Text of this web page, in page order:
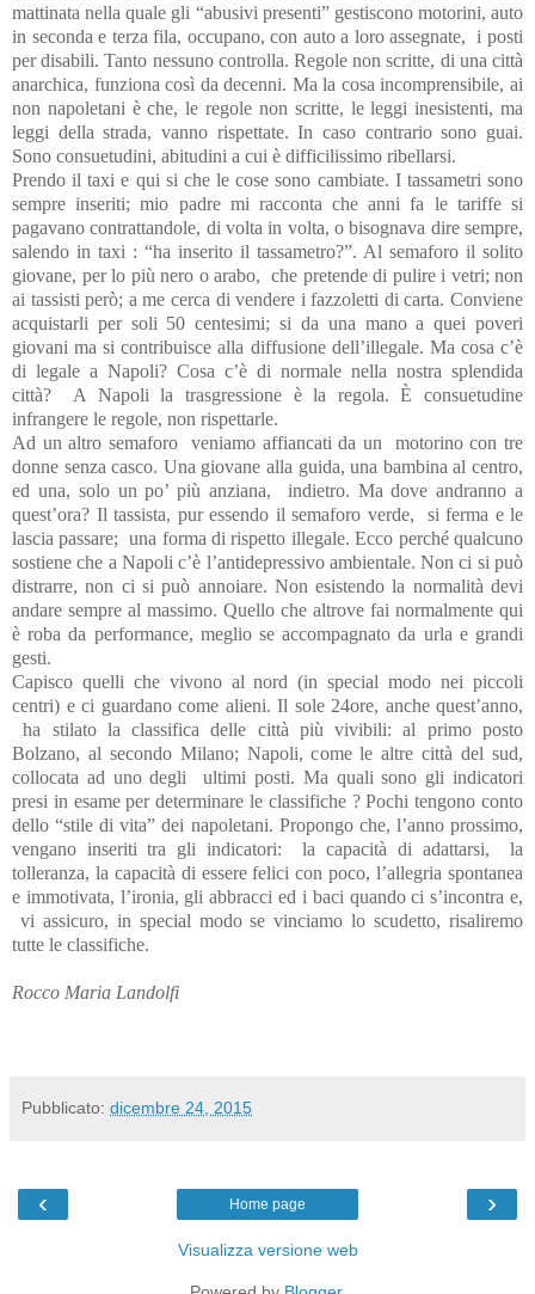
mattinata nella quale gli “abusivi presenti” gestiscono motorini, auto
in seconda e terza fila, occupano, con auto a loro assegnate,
i posti
per disabili. Tanto nessuno controlla. Regole non scritte, di una città
anarchica, funziona così da decenni. Ma la cosa incomprensibile, ai
non napoletani è che, le regole non scritte, le leggi inesistenti, ma
leggi della strada, vanno rispettate. In caso contrario sono guai.
Sono consuetudini, abitudini a cui è difficilissimo ribellarsi.
Prendo il taxi e qui si che le cose sono cambiate. I tassametri sono
sempre inseriti; mio padre mi racconta che anni fa le tariffe si
pagavano contrattandole, di volta in volta, o bisognava dire sempre,
salendo in taxi : “ha inserito il tassametro?”. Al semaforo il solito
giovane, per lo più nero o arabo, che pretende di pulire i vetri; non
ai tassisti però; a me cerca di vendere i fazzoletti di carta. Conviene
acquistarli per soli 50 centesimi; si da una mano a quei poveri
giovani ma si contribuisce alla diffusione dell’illegale. Ma cosa c’è
di legale a Napoli? Cosa c’è di normale nella nostra splendida
città?
A Napoli la trasgressione è la regola. È consuetudine
infrangere le regole, non rispettarle.
Ad un altro semaforo
veniamo affiancati da un
motorino con tre
donne senza casco. Una giovane alla guida, una bambina al centro,
ed una, solo un po’ più anziana,
indietro. Ma dove andranno a
quest’ora? Il tassista, pur essendo il semaforo verde,
si ferma e le
lascia passare;
una forma di rispetto illegale. Ecco perché qualcuno
sostiene che a Napoli c’è l’antidepressivo ambientale. Non ci si può
distrarre, non ci si può annoiare. Non esistendo la normalità devi
andare sempre al massimo. Quello che altrove fai normalmente qui
è roba da performance, meglio se accompagnato da urla e grandi
gesti.
Capisco quelli che vivono al nord (in special modo nei piccoli
centri) e ci guardano come alieni. Il sole 24ore, anche quest’anno,
ha stilato la classifica delle città più vivibili: al primo posto
Bolzano, al secondo Milano; Napoli, come le altre città del sud,
collocata ad uno degli
ultimi posti. Ma quali sono gli indicatori
presi in esame per determinare le classifiche ? Pochi tengono conto
dello “stile di vita” dei napoletani. Propongo che, l’anno prossimo,
vengano inseriti tra gli indicatori:
la capacità di adattarsi,
la
tolleranza, la capacità di essere felici con poco, l’allegria spontanea
e immotivata, l’ironia, gli abbracci ed i baci quando ci s’incontra e,
vi assicuro, in special modo se vinciamo lo scudetto, risaliremo
tutte le classifiche.
Rocco Maria Landolfi
Pubblicato: dicembre 24, 2015
‹ ›
Home page
Visualizza versione web